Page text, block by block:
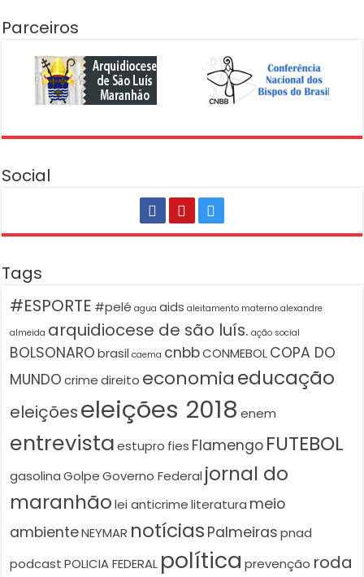
Parceiros
Social
Tags
#ESPORTE #pelé agua aids aleitamento materno alexandre
almeida arquidiocese de são luís. ação social
BOLSONARO brasil caema cnbbCONMEBOLCOPA DO
MUNDO crime direito economiaeducação
eleiçõeseleições 2018 enem
entrevista estupro fies Flamengo FUTEBOL
gasolina Golpe Governo Federal jornal do
maranhão lei anticrime literatura meio
ambienteNEYMAR notícias Palmeiras pnad
podcast POLICIA FEDERAL política prevenção roda